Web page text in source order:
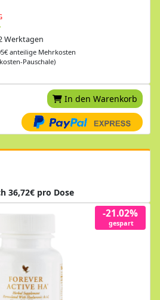
Werktagen
anteilige Mehrkosten
Pauschale)
In den Warenkorb
36,72€ pro Dose
-21.02%
gespart